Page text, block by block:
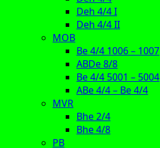
Deh 4/4 I
Deh 4/4 II
MOB
Be 4/4 1006 – 1007
ABDe 8/8
Be 4/4 5001 – 5004
ABe 4/4 – Be 4/4
MVR
Bhe 2/4
Bhe 4/8
PB